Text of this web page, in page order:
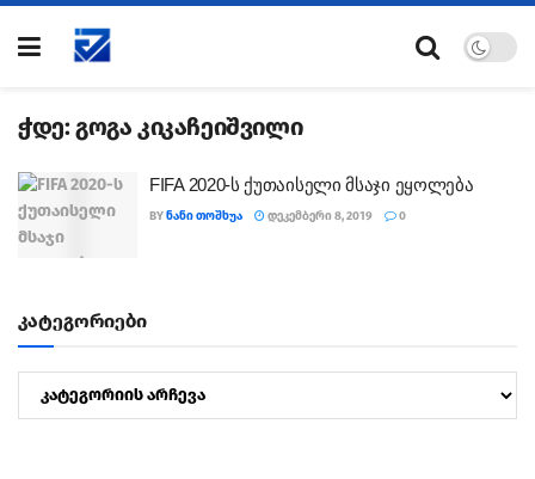
ჭდე:გოგა კიკაჩეიშვილი
FIFA 2020-ს ქუთაისელი მსაჯი ეყოლება
BYᲜᲐᲜᲘ ᲗᲝᲨᲮᲣᲐ ᲓᲔᲙᲔᲛᲑᲔᲠᲘ 8, 2019 0
კატეგორიები
კატეგორიები